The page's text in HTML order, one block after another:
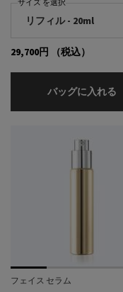
サイズ を選択
29,700円 （税込）
バッグに入れる
フェイス セラム